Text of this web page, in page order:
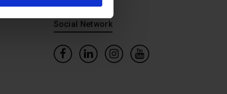
Social Network